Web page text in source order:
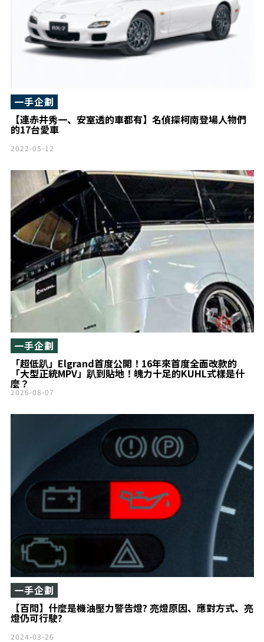
【連赤井秀一、安室透的車都有】名偵探柯南登場人物們
的17台愛車
一手企劃
2022-05-12
「超低趴」Elgrand首度公開！16年來首度全面改款的
「大型正統MPV」趴到貼地！魄力十足的KUHL式樣是什
麼？
一手企劃
2026-08-07
【百問】什麼是機油壓力警告燈? 亮燈原因、應對方式、亮
燈仍可行駛?
一手企劃
2024-03-26